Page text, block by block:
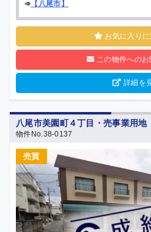
➾ 【 八尾市 】
お気に入り
この物件への
詳細を
八尾市美園町４丁目・売事業用地
物件No.38-0137
売買